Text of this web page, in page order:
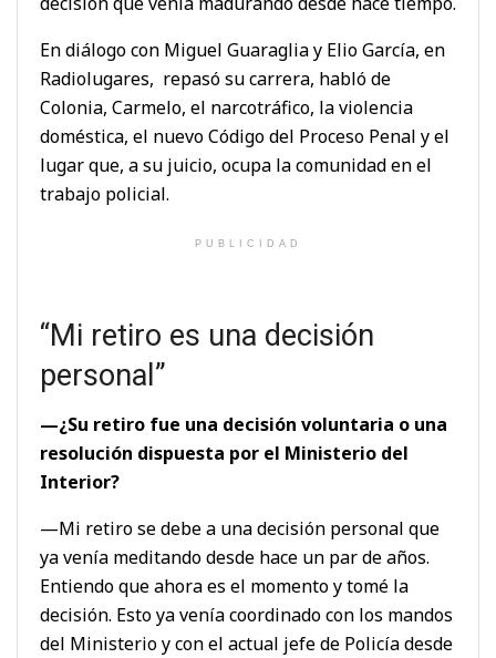
En diálogo con Miguel Guaraglia y Elio García, en
Radiolugares, repasó su carrera, habló de
Colonia, Carmelo, el narcotráfico, la violencia
doméstica, el nuevo Código del Proceso Penal y el
lugar que, a su juicio, ocupa la comunidad en el
trabajo policial.
PUBLICIDAD
“Mi retiro es una decisión
personal”
—¿Su retiro fue una decisión voluntaria o una
resolución dispuesta por el Ministerio del
Interior?
—Mi retiro se debe a una decisión personal que
ya venía meditando desde hace un par de años.
Entiendo que ahora es el momento y tomé la
decisión. Esto ya venía coordinado con los mandos
del Ministerio y con el actual jefe de Policía desde